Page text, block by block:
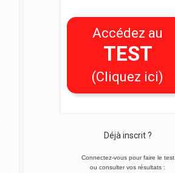
Accédez au
TEST
(Cliquez ici)
Déjà inscrit ?
Connectez-vous pour faire le test
ou consulter vos résultats :